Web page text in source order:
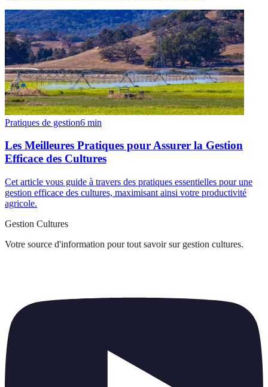
Pratiques de gestion6 min
Les Meilleures Pratiques pour Assurer la Gestion
Efficace des Cultures
Cet article vous guide à travers des pratiques essentielles pour une
gestion efficace des cultures, maximisant ainsi votre productivité
agricole.
Gestion Cultures
Votre source d'information pour tout savoir sur gestion cultures.